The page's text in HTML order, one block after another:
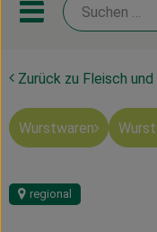
Mobiles
Ökokisten
Mahlitzscher
Zurück zu Fleisch
Wurstwaren
regional